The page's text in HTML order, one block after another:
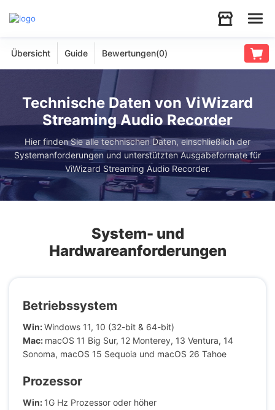
Audio
Download
Store
Übersicht Guide Bewertungen(0)
Technische Daten von ViWizard
Streaming Audio Recorder
Hier finden Sie alle technischen Daten, einschließlich der
Systemanforderungen und unterstützten Ausgabeformate für
ViWizard Streaming Audio Recorder.
System- und
Hardwareanforderungen
Betriebssystem
Win:Windows 11, 10 (32-bit & 64-bit)
Mac: macOS 11 Big Sur, 12 Monterey, 13 Ventura, 14
Sonoma, macOS 15 Sequoia und macOS 26 Tahoe
Prozessor
Win: 1G Hz Prozessor oder höher